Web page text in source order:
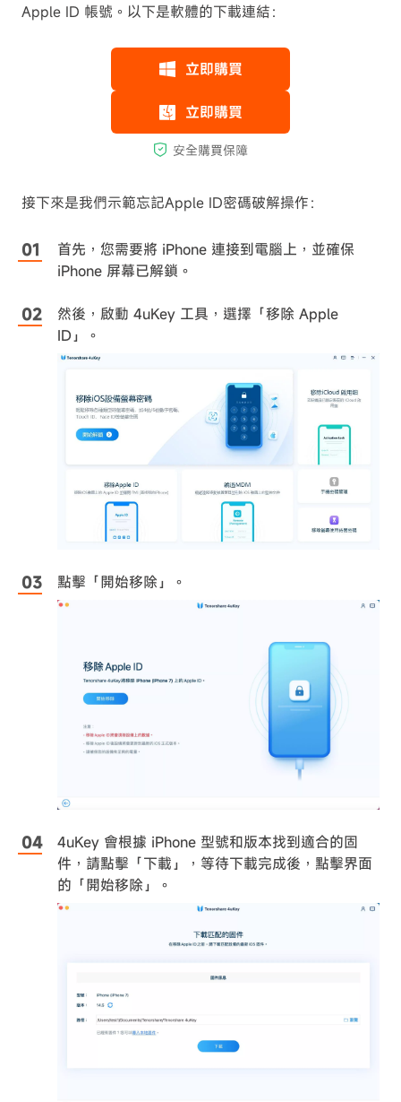
Apple ID 帳號。以下是軟體的下載連結：
接下來是我們示範忘記Apple ID密碼破解操作：
首先，您需要將 iPhone 連接到電腦上，並確保
iPhone 屏幕已解鎖。
然後，啟動 4uKey 工具，選擇「移除 Apple
ID」。
點擊「開始移除」。
4uKey 會根據 iPhone 型號和版本找到適合的固
件，請點擊「下載」，等待下載完成後，點擊界面
的「開始移除」。